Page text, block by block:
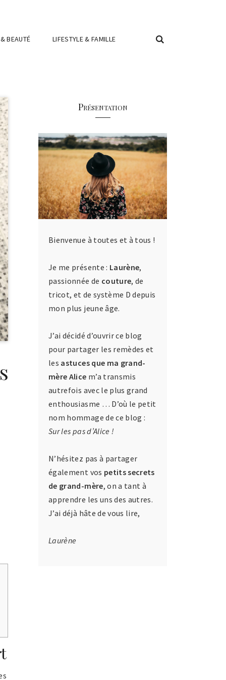
BEAUTÉ LIFESTYLE & FAMILLE
Présentation
Bienvenue à toutes et à tous !
Je me présente : Laurène,
passionnée de couture, de
tricot, et de système D depuis
mon plus jeune âge.
J’ai décidé d’ouvrir ce blog
pour partager les remèdes et
les astuces que ma grand-
mère Alice m’a transmis
autrefois avec le plus grand
enthousiasme … D’où le petit
nom hommage de ce blog :
Sur les pas d’Alice !
N’hésitez pas à partager
également vos petits secrets
de grand-mère, on a tant à
apprendre les uns des autres.
J’ai déjà hâte de vous lire,
Laurène